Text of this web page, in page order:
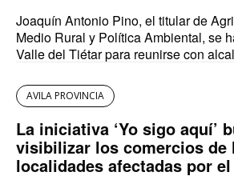
Joaquín Antonio Pino, el titular de
Medio Rural y Política Ambiental, se
Valle del Tiétar para reunirse con
AVILA PROVINCIA
La iniciativa ‘Yo sigo aquí’
visibilizar los comercios de
localidades afectadas por